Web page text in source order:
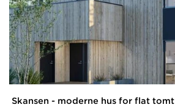
Skansen - moderne hus for flat tomt